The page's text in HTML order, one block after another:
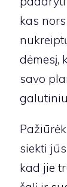
kas
dėmesį,
savo
siekti
kad jie